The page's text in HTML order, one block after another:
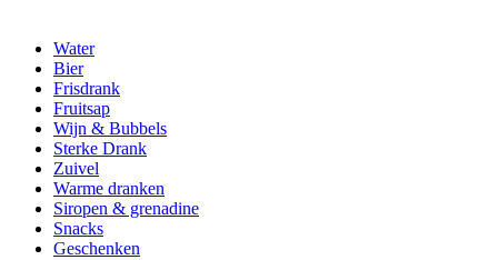
Water
Bier
Frisdrank
Fruitsap
Wijn & Bubbels
Sterke Drank
Zuivel
Warme dranken
Siropen & grenadine
Snacks
Geschenken